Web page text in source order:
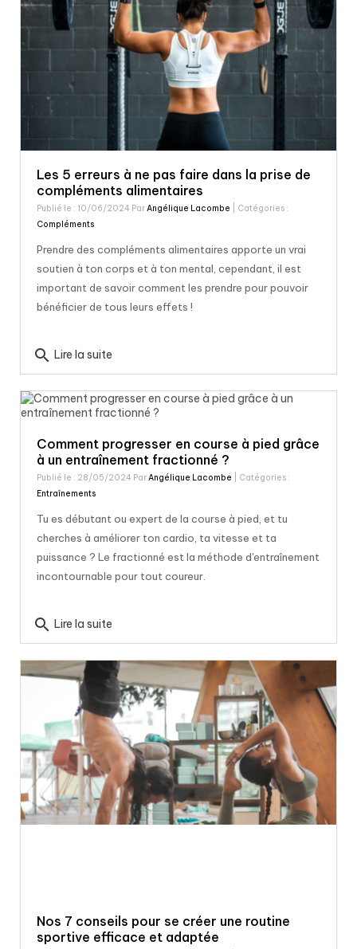
Les 5 erreurs à ne pas faire dans la prise de
compléments alimentaires
Publié le : 10/06/2024 ParAngélique Lacombe | Catégories :
Compléments
Prendre des compléments alimentaires apporte un vrai
soutien à ton corps et à ton mental, cependant, il est
important de savoir comment les prendre pour pouvoir
bénéficier de tous leurs effets !
search Lire la suite
Comment progresser en course à pied grâce
à un entraînement fractionné ?
Publié le : 28/05/2024 ParAngélique Lacombe | Catégories :
Entraînements
Tu es débutant ou expert de la course à pied, et tu
cherches à améliorer ton cardio, ta vitesse et ta
puissance ? Le fractionné est la méthode d'entraînement
incontournable pour tout coureur.
search Lire la suite
Nos 7 conseils pour se créer une routine
sportive efficace et adaptée